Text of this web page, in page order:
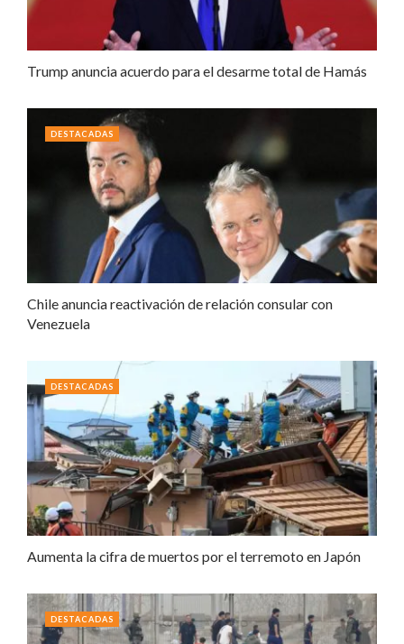
Trump anuncia acuerdo para el desarme total de Hamás
Chile anuncia reactivación de relación consular con
Venezuela
DESTACADAS
Aumenta la cifra de muertos por el terremoto en Japón
DESTACADAS
DESTACADAS